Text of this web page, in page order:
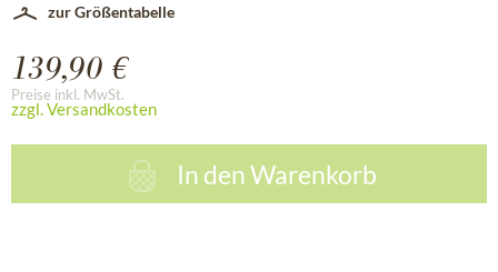
zur Größentabelle
139,90 €
Preise inkl. MwSt.
zzgl. Versandkosten
In denWarenkorb